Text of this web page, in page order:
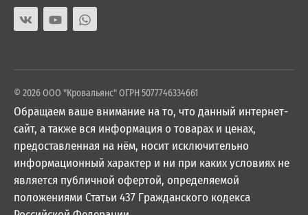
© 2026 ООО "Кровальянс" ОГРН 5077746334661
Обращаем ваше внимание на то, что данный интернет-
сайт, а также вся информация о товарах и ценах,
предоставленная на нём, носит исключительно
информационный характер и ни при каких условиях не
является публичной офертой, определяемой
положениями Статьи 437 Гражданского кодекса